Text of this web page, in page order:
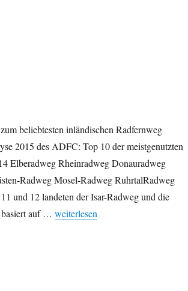
beliebtesten inländischen Radfernweg
2015 des ADFC: Top 10 der meistgenutzten
Elberadweg Rheinradweg Donauradweg
Radweg Mosel-Radweg RuhrtalRadweg
und 12 landeten der Isar-Radweg und die
auf … „Beliebteste Radwege
weiterlesen